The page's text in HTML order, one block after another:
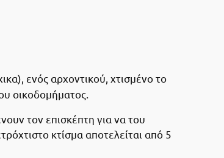
ενός αρχοντικού, χτισμένο το
οικοδομήματος.
τον επισκέπτη για να του
κτίσμα αποτελείται από 5